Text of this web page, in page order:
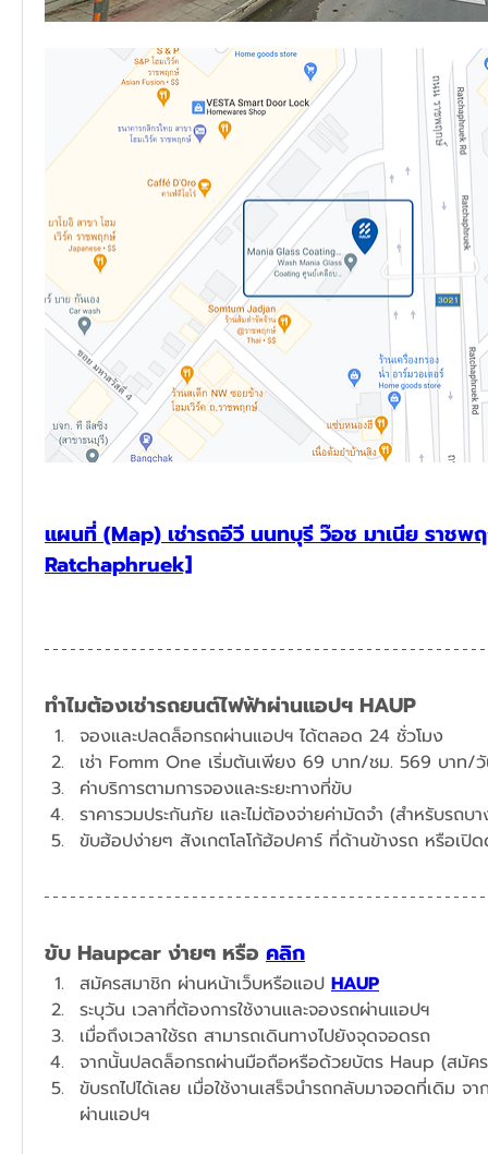
แผนที่ (Map) เช่ารถอีวี นนทบุรี ว๊อช มาเนีย ราช
Ratchaphruek]
ทำไมต้องเช่ารถยนต์ไฟฟ้าผ่านแอปฯ HAUP
จองและปลดล็อกรถผ่านแอปฯ ได้ตลอด 24 ชั่วโมง
เช่า Fomm One เริ่มต้นเพียง 69 บาท/ชม. 569 บาท/
ค่าบริการตามการจองและระยะทางที่ขับ
ราคารวมประกันภัย และไม่ต้องจ่ายค่ามัดจำ (สำหรับรถบ
ขับ Haupcar ง่ายๆ หรือ คลิก
สมัครสมาชิก ผ่านหน้าเว็บหรือแอป HAUP
ระบุวัน เวลาที่ต้องการใช้งานและจองรถผ่านแอปฯ​
เมื่อถึงเวลาใช้รถ สามารถเดินทางไปยังจุดจอดรถ
จากนั้นปลดล็อกรถผ่านมือถือหรือด้วยบัตร Haup (สมัค
ขับรถไปได้เลย เมื่อใช้งานเสร็จนำรถกลับมาจอดที่เดิม
ผ่านแอปฯ